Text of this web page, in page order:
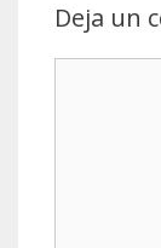
Deja un